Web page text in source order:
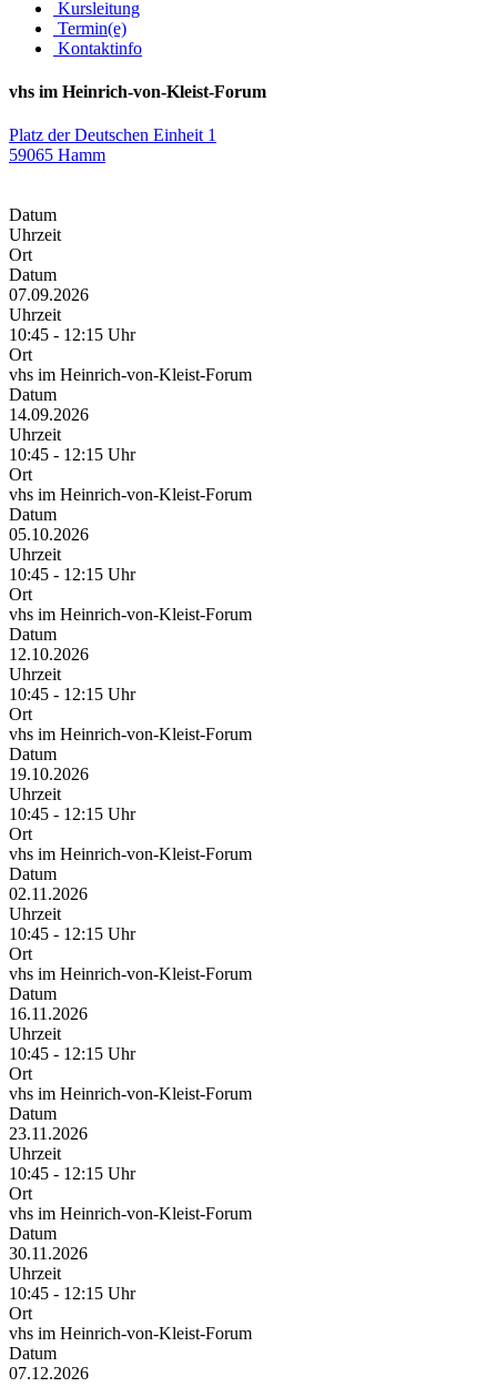
Kursleitung
Termin(e)
Kontaktinfo
vhs im Heinrich-von-Kleist-Forum
Platz der Deutschen Einheit 1
59065 Hamm
Datum
Uhrzeit
Ort
Datum
07.09.2026
Uhrzeit
10:45 - 12:15 Uhr
Ort
vhs im Heinrich-von-Kleist-Forum
Datum
14.09.2026
Uhrzeit
10:45 - 12:15 Uhr
Ort
vhs im Heinrich-von-Kleist-Forum
Datum
05.10.2026
Uhrzeit
10:45 - 12:15 Uhr
Ort
vhs im Heinrich-von-Kleist-Forum
Datum
12.10.2026
Uhrzeit
10:45 - 12:15 Uhr
Ort
vhs im Heinrich-von-Kleist-Forum
Datum
19.10.2026
Uhrzeit
10:45 - 12:15 Uhr
Ort
vhs im Heinrich-von-Kleist-Forum
Datum
02.11.2026
Uhrzeit
10:45 - 12:15 Uhr
Ort
vhs im Heinrich-von-Kleist-Forum
Datum
16.11.2026
Uhrzeit
10:45 - 12:15 Uhr
Ort
vhs im Heinrich-von-Kleist-Forum
Datum
23.11.2026
Uhrzeit
10:45 - 12:15 Uhr
Ort
vhs im Heinrich-von-Kleist-Forum
Datum
30.11.2026
Uhrzeit
10:45 - 12:15 Uhr
Ort
vhs im Heinrich-von-Kleist-Forum
Datum
07.12.2026